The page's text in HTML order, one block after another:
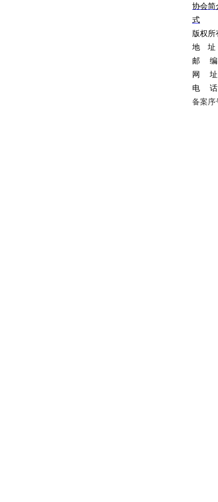
协会简
式
版权所
地 址
邮 编
网 址
电 话
备案序